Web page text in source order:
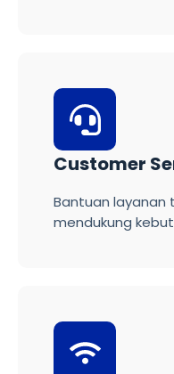
Customer
Bantuan layanan
mendukung